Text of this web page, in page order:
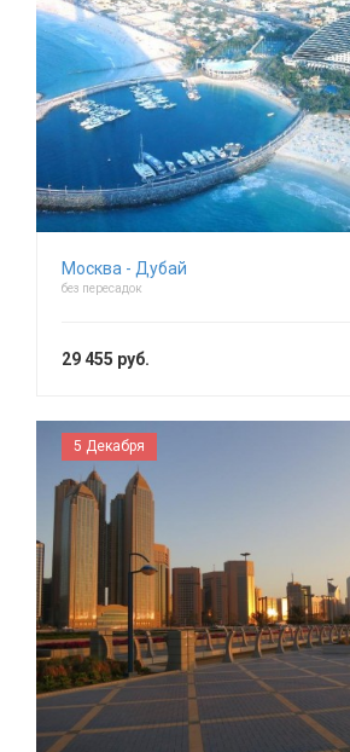
Москва - Дубай
без пересадок
29 455 руб.
5 Декабря